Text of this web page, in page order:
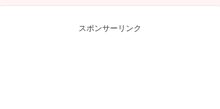
スポンサーリンク